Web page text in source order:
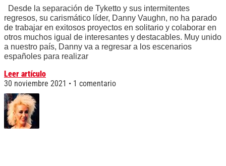
Desde la separación de Tyketto y sus intermitentes
regresos, su carismático líder, Danny Vaughn, no ha parado
de trabajar en exitosos proyectos en solitario y colaborar en
otros muchos igual de interesantes y destacables. Muy unido
a nuestro país, Danny va a regresar a los escenarios
españoles para realizar
Leer artículo
30 noviembre 2021
1 comentario